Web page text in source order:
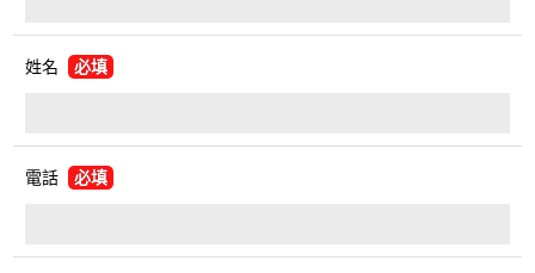
姓名 必填
電話 必填